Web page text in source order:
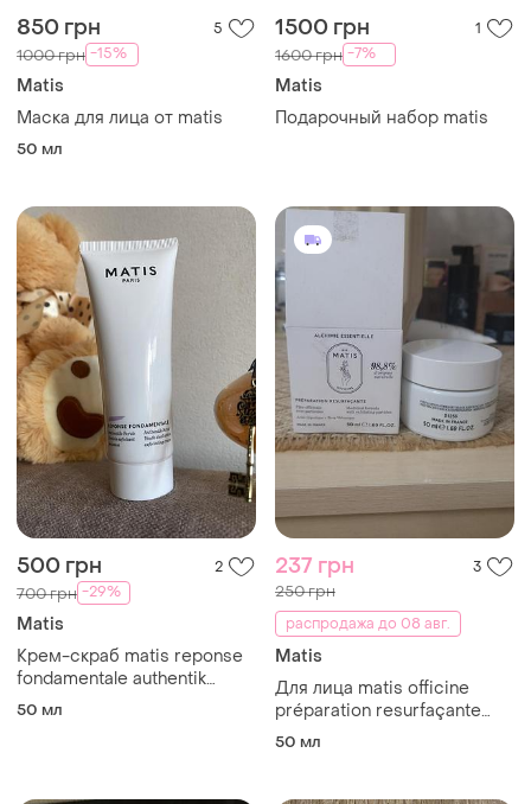
850 грн 5
1000 грн -15%
Matis
Маска для лица от matis
50 мл
1500 грн 1
1600 грн -7%
Matis
Подарочный набор matis
500 грн 2
700 грн -29%
Matis
Крем-скраб matis reponse
fondamentale authentik
scrub крем для обличчя
50 мл
237 грн 3
250 грн
распродажа до 08 авг.
Matis
Для лица matis officine
préparation resurfaçante
объемом 50 мл.
50 мл